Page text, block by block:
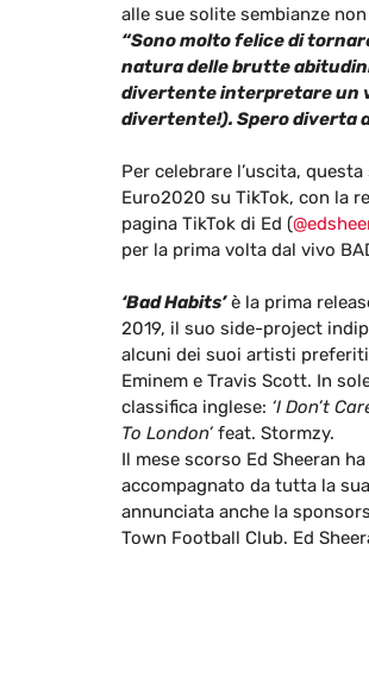
alle sue solite sembianze
“Sono molto felice di
natura delle brutte
divertente interpretare un
divertente!). Spero diverta
Per celebrare l’uscita,
Euro2020 su TikTok, con la
pagina TikTok di Ed (
per la prima volta dal vivo
‘Bad Habits’è la prima
2019, il suo side-project
alcuni dei suoi artisti
Eminem e Travis Scott. In
classifica inglese: ‘I Don’t
To London’ feat. Stormzy.
Il mese scorso Ed Sheeran
accompagnato da tutta la
annunciata anche la
Town Football Club. Ed